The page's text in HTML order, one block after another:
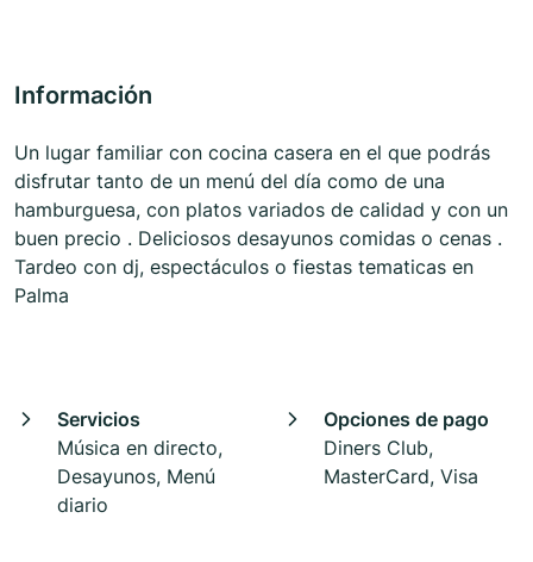
Información
Un lugar familiar con cocina casera en el que podrás
disfrutar tanto de un menú del día como de una
hamburguesa, con platos variados de calidad y con un
buen precio . Deliciosos desayunos comidas o cenas .
Tardeo con dj, espectáculos o fiestas tematicas en
Palma
Servicios
Música en directo,
Desayunos, Menú
diario
Opciones de pago
Diners Club,
MasterCard, Visa